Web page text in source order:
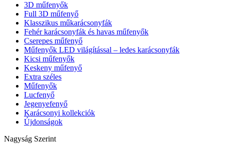
3D műfenyők
Full 3D műfenyő
Klasszikus műkarácsonyfák
Fehér karácsonyfák és havas műfenyők
Cserepes műfenyő
Műfenyők LED világítással – ledes karácsonyfák
Kicsi műfenyők
Keskeny műfenyő
Extra széles
Műfenyők
Lucfenyő
Jegenyefenyő
Karácsonyi kollekciók
Újdonságok
Nagyság Szerint